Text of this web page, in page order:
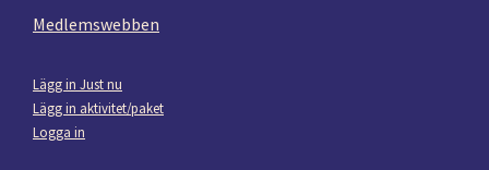
Medlemswebben
Lägg in Just nu
Lägg in aktivitet/paket
Logga in